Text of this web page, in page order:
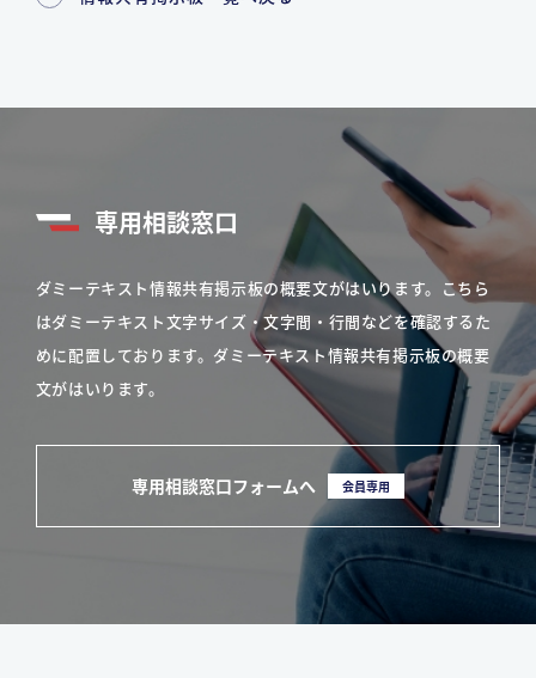
専用相談窓口
ダミーテキスト情報共有掲示板の概要文がはいります。こちら
はダミーテキスト文字サイズ・文字間・行間などを確認するた
めに配置しております。ダミーテキスト情報共有掲示板の概要
文がはいります。
専用相談窓口フォームへ 会員専用